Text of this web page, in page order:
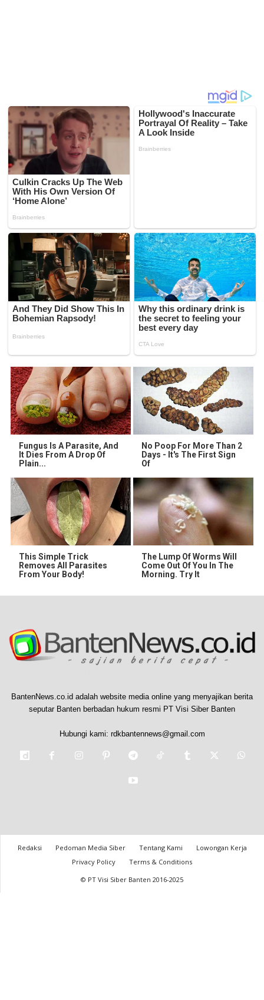
Fungus Is A Parasite, And
It Dies From A Drop Of
Plain...
No Poop For More Than 2
Days - It's The First Sign
Of
This Simple Trick
Removes All Parasites
From Your Body!
The Lump Of Worms Will
Come Out Of You In The
Morning. Try It
BantenNews.co.id adalah website media online yang menyajikan berita
seputar Banten berbadan hukum resmi PT Visi Siber Banten
Hubungi kami: rdkbantennews@gmail.com
Redaksi Pedoman Media Siber Tentang Kami
Lowongan Kerja
Privacy Policy
Terms & Conditions
© PT Visi Siber Banten 2016-2025